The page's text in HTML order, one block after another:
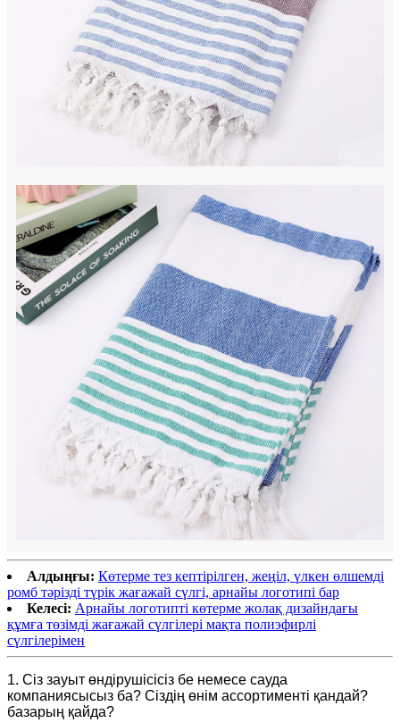
Алдыңғы: Көтерме тез кептірілген, жеңіл, үлкен өлшемді
ромб тәрізді түрік жағажай сүлгі, арнайы логотипі бар
Келесі: Арнайы логотипті көтерме жолақ дизайндағы
құмға төзімді жағажай сүлгілері мақта полиэфирлі
сүлгілерімен
1. Сіз зауыт өндірушісісіз бе немесе сауда
компаниясысыз ба? Сіздің өнім ассортименті қандай?
базарың қайда?